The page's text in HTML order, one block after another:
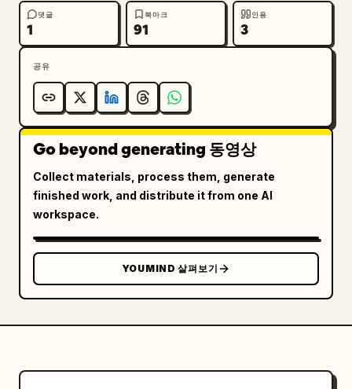
댓글
1
북마크
91
인용
3
공유
Go beyond generating 동영상
Collect materials, process them, generate
finished work, and distribute it from one AI
workspace.
YOUMIND 살펴보기